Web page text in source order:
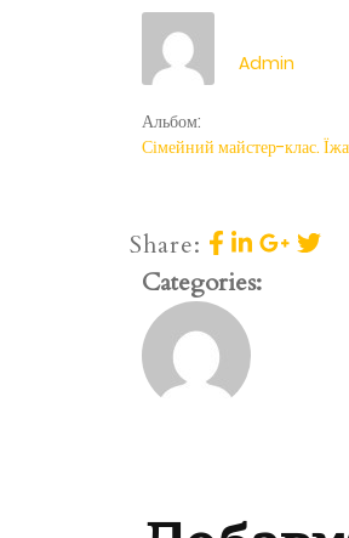
Admin
Альбом:
Сімейний майстер-клас.
Share:
Categories: